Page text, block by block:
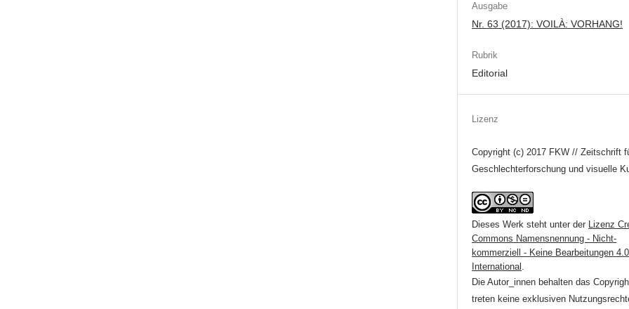
Ausgabe
Nr. 63 (2017): VOILÀ: VORHANG!
Rubrik
Editorial
Lizenz
Copyright (c) 2017 FKW // Zeitschrift
Geschlechterforschung und visuelle
Dieses Werk steht unter der
Lizenz
Commons Namensnennung - Nicht-
kommerziell - Keine Bearbeitungen 4.0
International
Die Autor_innen behalten das
treten keine exklusiven